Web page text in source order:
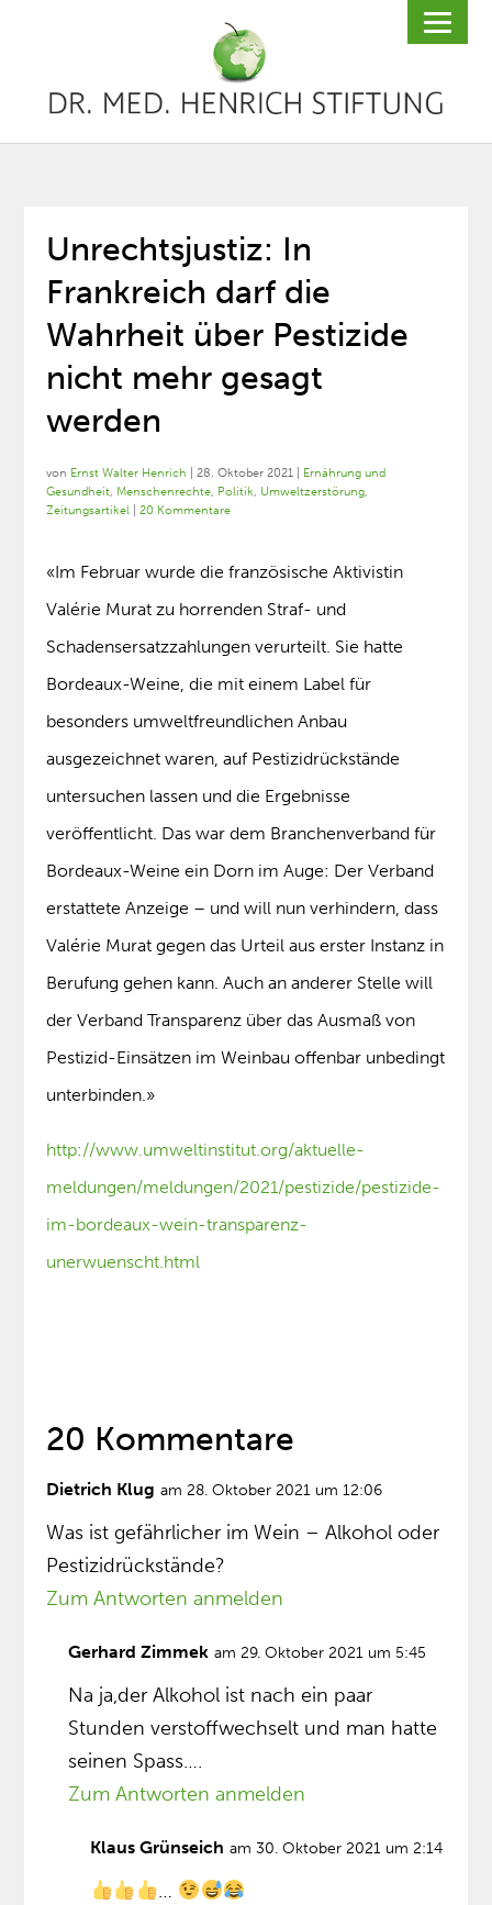
Unrechtsjustiz: In
Frankreich darf die
Wahrheit über Pestizide
nicht mehr gesagt
werden
von Ernst Walter Henrich |28. Oktober 2021
Ernährung und
Gesundheit, Menschenrechte, Politik, Umweltzerstörung,
Zeitungsartikel |20 Kommentare
«Im Februar wurde die französische Aktivistin
Valérie Murat zu horrenden Straf- und
Schadensersatzzahlungen verurteilt. Sie hatte
Bordeaux-Weine, die mit einem Label für
besonders umweltfreundlichen Anbau
ausgezeichnet waren, auf Pestizidrückstände
untersuchen lassen und die Ergebnisse
veröffentlicht. Das war dem Branchenverband für
Bordeaux-Weine ein Dorn im Auge: Der Verband
erstattete Anzeige – und will nun verhindern, dass
Valérie Murat gegen das Urteil aus erster Instanz in
Berufung gehen kann. Auch an anderer Stelle will
der Verband Transparenz über das Ausmaß von
Pestizid-Einsätzen im Weinbau offenbar unbedingt
unterbinden.»
http://www.umweltinstitut.org/aktuelle-
meldungen/meldungen/2021/pestizide/pestizide-
im-bordeaux-wein-transparenz-
unerwuenscht.html
20 Kommentare
Dietrich Klug am 28. Oktober 2021 um 12:06
Was ist gefährlicher im Wein – Alkohol oder
Pestizidrückstände?
Zum Antworten anmelden
Gerhard Zimmek am 29. Oktober 2021 um 5:45
Na ja,der Alkohol ist nach ein paar
Stunden verstoffwechselt und man hatte
seinen Spass….
Zum Antworten anmelden
Klaus Grünseich am 30. Oktober 2021 um 2:14
…